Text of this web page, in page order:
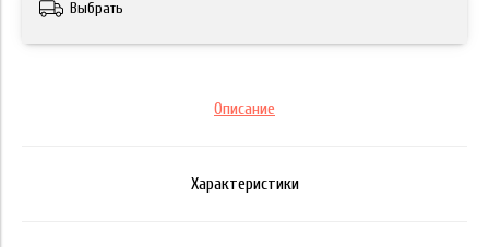
Выбрать
Описание
Характеристики